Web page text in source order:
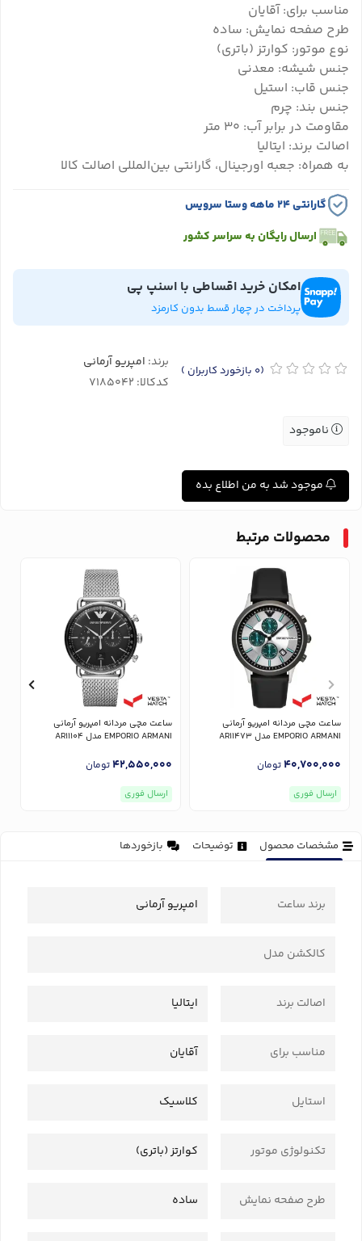
مناسب برای: آقایان
طرح صفحه نمایش: ساده
نوع موتور: کوارتز (باتری)
جنس شیشه: معدنی
جنس قاب: استیل
جنس بند: چرم
مقاومت در برابر آب: 30 متر
اصالت برند: ایتالیا
به همراه: جعبه اورجینال، گارانتی بین‌المللی اصالت کالا
گارانتی ۲۴ ماهه وستا سرویس
ارسال رایگان به سراسر کشور
امکان خرید اقساطی با اسنپ پی
پرداخت در چهار قسط بدون کارمزد
(0 بازخورد کاربران ) برند: امپریو آرمانی
کدکالا:
ناموجود
موجود شد به من اطلاع بده
محصولات مرتبط
ساعت مچی مردانه امپریو آرمانی
EMPORIO ARMANI مدل AR11473
40,700,000تومان
ارسال فوری
ساعت مچی مردانه امپریو آرمانی
EMPORIO ARMANI مدل AR11104
42,550,000تومان
ارسال فوری
مشخصات محصول توضیحات بازخوردها
برند ساعت امپریو آرمانی
کالکشن مدل
اصالت برند ایتالیا
مناسب برای آقایان
استایل کلاسیک
تکنولوژی موتور کوارتز (باتری)
طرح صفحه نمایش ساده